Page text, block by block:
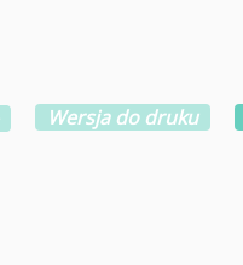
Wersja do druku